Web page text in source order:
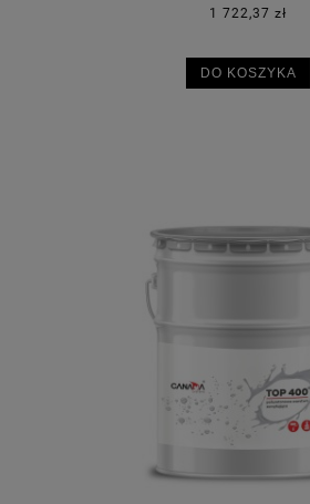
1 722,37 zł
DO KOSZYKA